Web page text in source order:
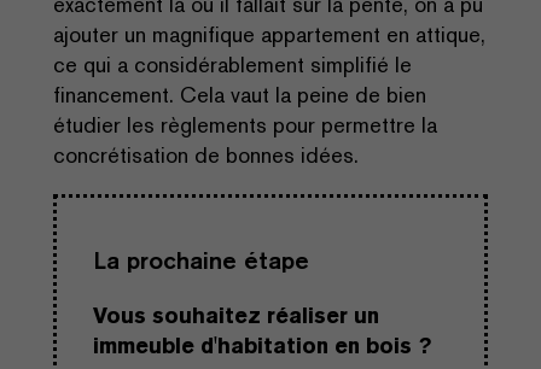
ajouter un magnifique appartement en attique,
ce qui a considérablement simplifié le
financement. Cela vaut la peine de bien
étudier les règlements pour permettre la
concrétisation de bonnes idées.
La prochaine étape
Vous souhaitez réaliser un
immeuble d'habitation en bois ?